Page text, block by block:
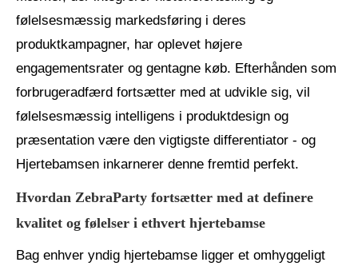
følelsesmæssig markedsføring i deres
produktkampagner, har oplevet højere
engagementsrater og gentagne køb. Efterhånden som
forbrugeradfærd fortsætter med at udvikle sig, vil
følelsesmæssig intelligens i produktdesign og
præsentation være den vigtigste differentiator - og
Hjertebamsen inkarnerer denne fremtid perfekt.
Hvordan ZebraParty fortsætter med at definere
kvalitet og følelser i ethvert hjertebamse
Bag enhver yndig hjertebamse ligger et omhyggeligt